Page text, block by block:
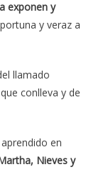
exponen y
y veraz a
llamado
conlleva y de
en
Nieves y